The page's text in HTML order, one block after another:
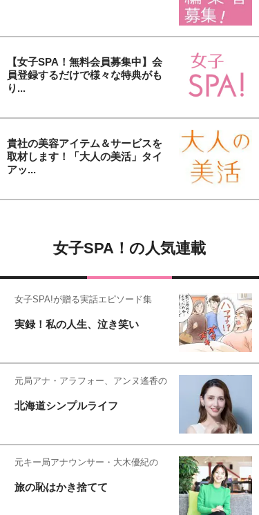
【女子SPA！無料会員募集中】会
員登録するだけで様々な特典がも
り...
貴社の美容アイテム＆サービスを
取材します！「大人の美活」タイ
アッ...
女子SPA！の人気連載
女子SPA!が贈る実話エピソード集
実録！私の人生、泣き笑い
元局アナ・アラフォー、アンヌ遙香の
北海道シンプルライフ
元キー局アナウンサー・大木優紀の
旅の恥はかき捨てて